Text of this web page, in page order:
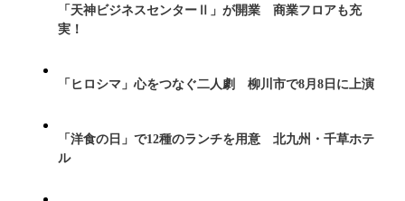
「天神ビジネスセンターⅡ」が開業 商業フロアも充
実！
「ヒロシマ」心をつなぐ二人劇 柳川市で8月8日に上演
「洋食の日」で12種のランチを用意 北九州・千草ホテ
ル